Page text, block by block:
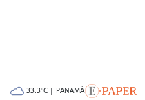
33.3°C | PANAMÁ